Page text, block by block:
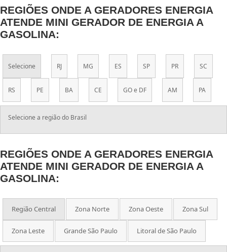
REGIÕES ONDE A GERADORES ENERGIA
ATENDE MINI GERADOR DE ENERGIA A
GASOLINA:
Selecione RJ MG ES SP PR SC
RS PE BA CE GO e DF AM PA
Selecione a região do Brasil
REGIÕES ONDE A GERADORES ENERGIA
ATENDE MINI GERADOR DE ENERGIA A
GASOLINA:
Região Central Zona Norte Zona Oeste Zona Sul
Zona Leste Grande São Paulo Litoral de São Paulo